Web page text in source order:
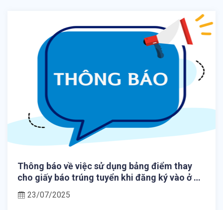
Thông báo về việc sử dụng bảng điểm thay
cho giấy báo trúng tuyển khi đăng ký vào ở Ký
túc xá Đại học Huế
23/07/2025